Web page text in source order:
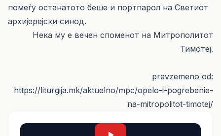
помеѓу останатото беше и портпарол на Светиот
архијерејски синод.
Нека му е вечен споменот на Митрополитот
Тимотеј.
prevzemeno od:
https://liturgija.mk/aktuelno/mpc/opelo-i-pogrebenie-
na-mitropolitot-timotej/